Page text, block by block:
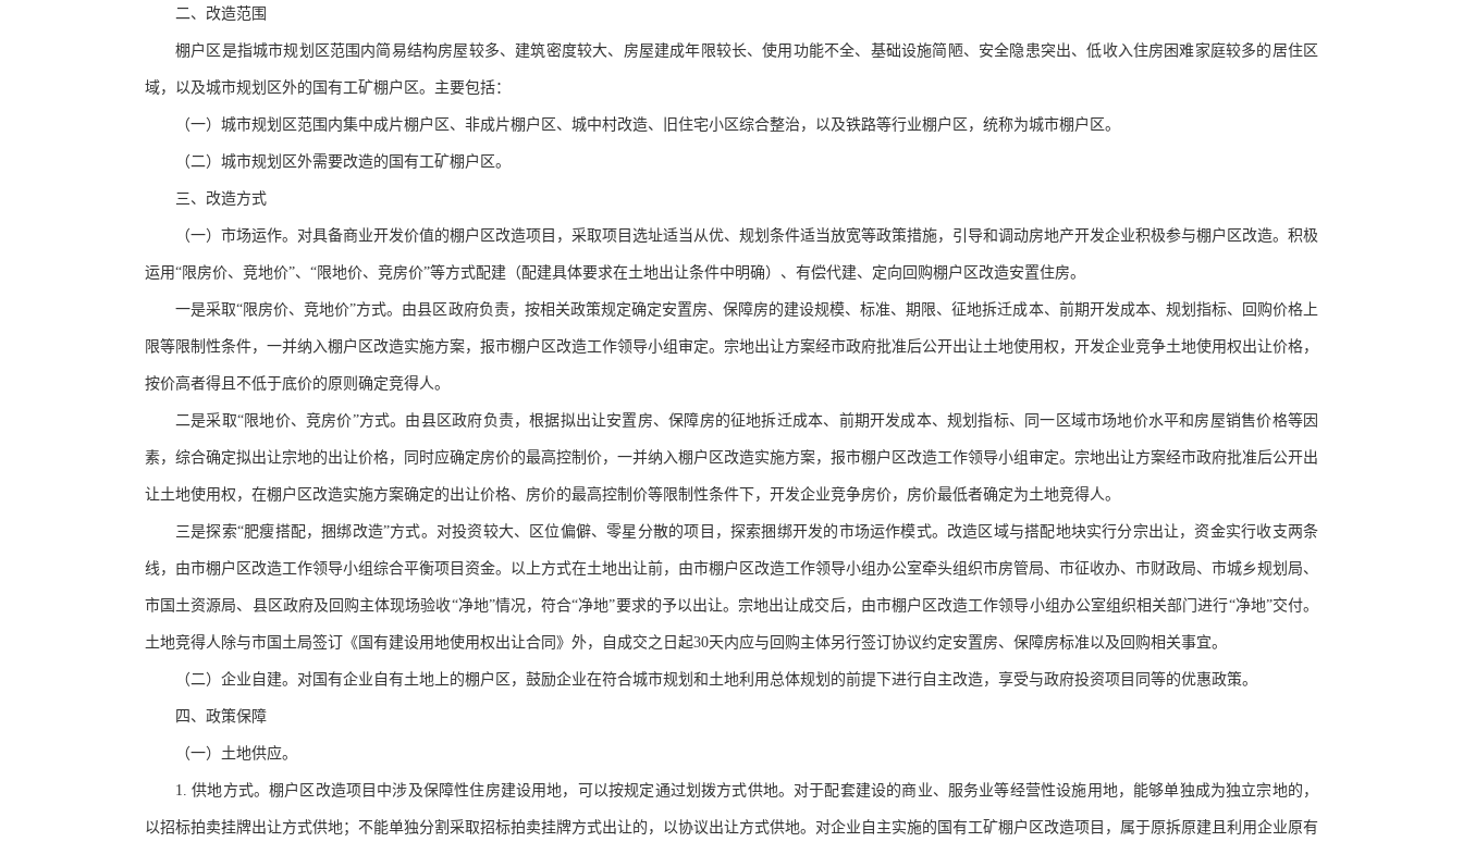
二、改造范围
棚户区是指城市规划区范围内简易结构房屋较多、建筑密度较大、房屋建成年限较长、使用功能不全、基础设施简陋、安全隐患突出、低收入住房困难家庭较多的居住区
域，以及城市规划区外的国有工矿棚户区。主要包括：
（一）城市规划区范围内集中成片棚户区、非成片棚户区、城中村改造、旧住宅小区综合整治，以及铁路等行业棚户区，统称为城市棚户区。
（二）城市规划区外需要改造的国有工矿棚户区。
三、改造方式
（一）市场运作。对具备商业开发价值的棚户区改造项目，采取项目选址适当从优、规划条件适当放宽等政策措施，引导和调动房地产开发企业积极参与棚户区改造。积极
运用“限房价、竞地价”、“限地价、竞房价”等方式配建（配建具体要求在土地出让条件中明确）、有偿代建、定向回购棚户区改造安置住房。
一是采取“限房价、竞地价”方式。由县区政府负责，按相关政策规定确定安置房、保障房的建设规模、标准、期限、征地拆迁成本、前期开发成本、规划指标、回购价格上
限等限制性条件，一并纳入棚户区改造实施方案，报市棚户区改造工作领导小组审定。宗地出让方案经市政府批准后公开出让土地使用权，开发企业竞争土地使用权出让价格，
按价高者得且不低于底价的原则确定竞得人。
二是采取“限地价、竞房价”方式。由县区政府负责，根据拟出让安置房、保障房的征地拆迁成本、前期开发成本、规划指标、同一区域市场地价水平和房屋销售价格等因
素，综合确定拟出让宗地的出让价格，同时应确定房价的最高控制价，一并纳入棚户区改造实施方案，报市棚户区改造工作领导小组审定。宗地出让方案经市政府批准后公开出
让土地使用权，在棚户区改造实施方案确定的出让价格、房价的最高控制价等限制性条件下，开发企业竞争房价，房价最低者确定为土地竞得人。
三是探索“肥瘦搭配，捆绑改造”方式。对投资较大、区位偏僻、零星分散的项目，探索捆绑开发的市场运作模式。改造区域与搭配地块实行分宗出让，资金实行收支两条
线，由市棚户区改造工作领导小组综合平衡项目资金。以上方式在土地出让前，由市棚户区改造工作领导小组办公室牵头组织市房管局、市征收办、市财政局、市城乡规划局、
市国土资源局、县区政府及回购主体现场验收“净地”情况，符合“净地”要求的予以出让。宗地出让成交后，由市棚户区改造工作领导小组办公室组织相关部门进行“净地”交付。
土地竞得人除与市国土局签订《国有建设用地使用权出让合同》外，自成交之日起30天内应与回购主体另行签订协议约定安置房、保障房标准以及回购相关事宜。
（二）企业自建。对国有企业自有土地上的棚户区，鼓励企业在符合城市规划和土地利用总体规划的前提下进行自主改造，享受与政府投资项目同等的优惠政策。
四、政策保障
（一）土地供应。
1. 供地方式。棚户区改造项目中涉及保障性住房建设用地，可以按规定通过划拨方式供地。对于配套建设的商业、服务业等经营性设施用地，能够单独成为独立宗地的，
以招标拍卖挂牌出让方式供地；不能单独分割采取招标拍卖挂牌方式出让的，以协议出让方式供地。对企业自主实施的国有工矿棚户区改造项目，属于原拆原建且利用企业原有